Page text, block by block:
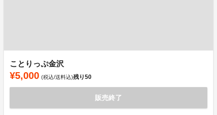
ことりっぷ金沢
¥5,000 (税込/送料込)残り50
販売終了